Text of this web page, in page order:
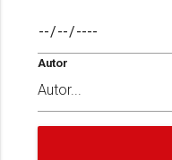
Autor